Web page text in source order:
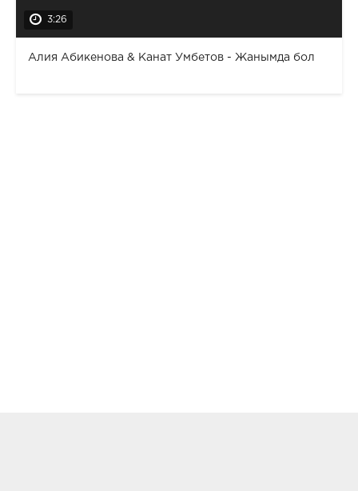
3:26
Алия Абикенова & Канат Умбетов - Жанымда бол